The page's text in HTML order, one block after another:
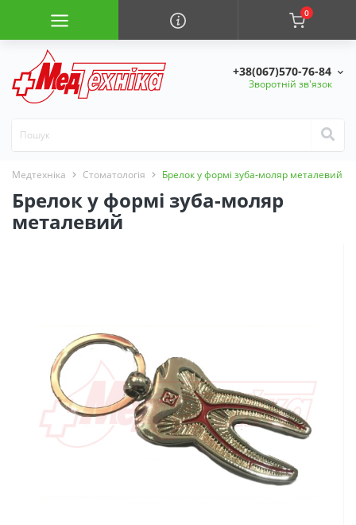
0
+38(067)570-76-84
Зворотній зв'язок
Медтехніка Стоматологія Брелок у формі зуба-моляр металевий
Брелок у формі зуба-моляр
металевий